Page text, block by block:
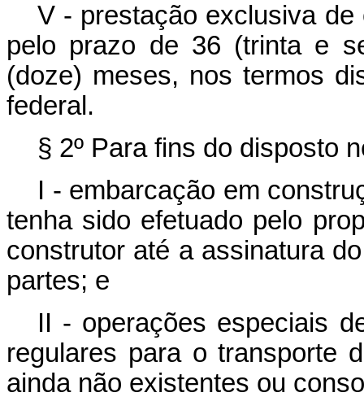
V - prestação exclusiva
pelo prazo de 36 (trinta e
(doze) meses, nos termos
federal.
§ 2º Para fins do disposto
I - embarcação em
tenha sido efetuado pelo
construtor até a assinatura
partes; e
II - operações especiais
regulares para o transporte
ainda não existentes ou